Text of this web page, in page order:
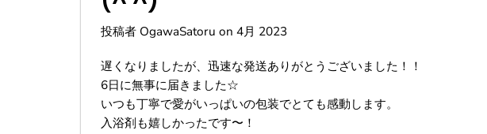
投稿者 OgawaSatoru on 4月 2023
遅くなりましたが、迅速な発送ありがとうございました！！
6日に無事に届きました☆
いつも丁寧で愛がいっぱいの包装でとても感動します。
入浴剤も嬉しかったです〜！